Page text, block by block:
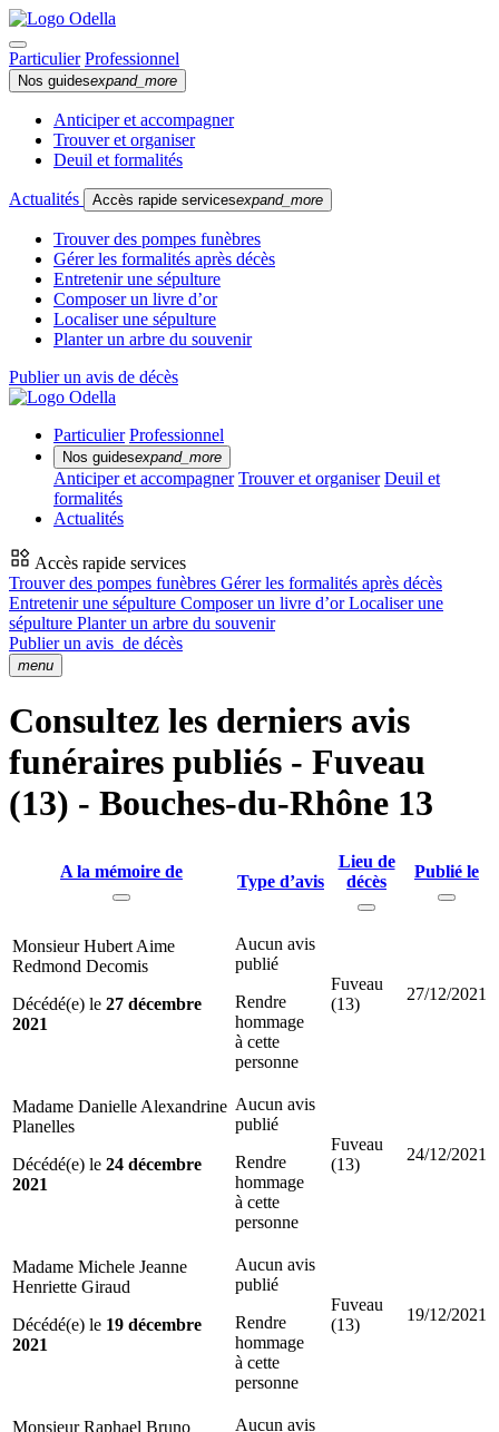
Particulier Professionnel
Nos guidesexpand_more
Anticiper et accompagner
Trouver et organiser
Deuil et formalités
Actualités Accès rapide servicesexpand_more
Trouver des pompes funèbres
Gérer les formalités après décès
Entretenir une sépulture
Composer un livre d’or
Localiser une sépulture
Planter un arbre du souvenir
Publier un avis de décès
Particulier Professionnel
Nos guidesexpand_more
Anticiper et accompagner Trouver et organiser Deuil et
formalités
Actualités
Accès rapide services
Trouver des pompes funèbres Gérer les formalités après décès
Entretenir une sépulture Composer un livre d’orLocaliser une
sépulture Planter un arbre du souvenir
Publier un avis de décès
menu
Consultez les derniers avis
funéraires publiés - Fuveau
(13) - Bouches-du-Rhône 13
A la mémoire de
Type d’avis
Lieu de
décès
Publié le
Monsieur Hubert Aime
Redmond Decomis
Décédé(e) le 27 décembre
2021
Aucun avis
publié
Rendre
hommage
à cette
personne
Fuveau
(13)
27/12/2021
Madame Danielle Alexandrine
Planelles
Décédé(e) le 24 décembre
2021
Aucun avis
publié
Rendre
hommage
à cette
personne
Fuveau
(13)
24/12/2021
Madame Michele Jeanne
Henriette Giraud
Décédé(e) le 19 décembre
2021
Aucun avis
publié
Rendre
hommage
à cette
personne
Fuveau
(13)
19/12/2021
Monsieur Raphael Bruno
Aucun avis